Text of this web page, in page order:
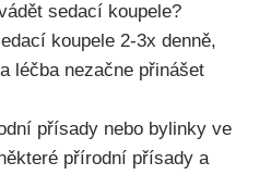
​sedací koupele?
koupele 2-3x⁣ denně,
⁤léčba nezačne přinášet
​přísady nebo bylinky ve
přírodní⁣ přísady a